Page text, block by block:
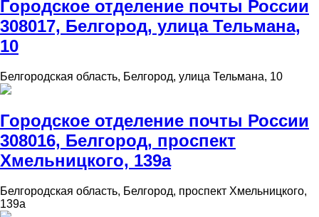
Городское отделение почты России
308017, Белгород, улица Тельмана,
10
Белгородская область, Белгород, улица Тельмана, 10
Городское отделение почты России
308016, Белгород, проспект
Хмельницкого, 139а
Белгородская область, Белгород, проспект Хмельницкого,
139а